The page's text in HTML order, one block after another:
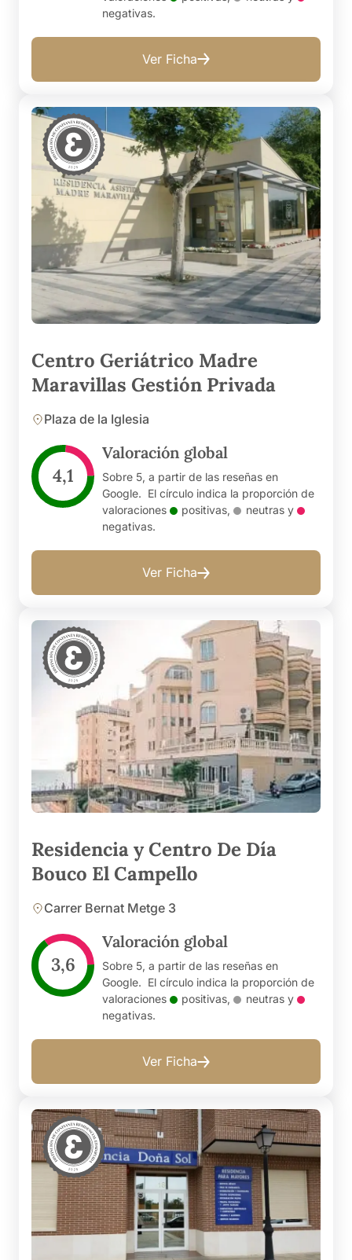
negativas.
Ver Ficha
Centro Geriátrico Madre
Maravillas Gestión Privada
Plaza de la Iglesia
4,1
Valoración global
Sobre 5, a partir de las reseñas en
Google. El círculo indica la proporción de
valoraciones
positivas, neutrasy
negativas.
Ver Ficha
Residencia y Centro De Día
Bouco El Campello
Carrer Bernat Metge 3
3,6
Valoración global
Sobre 5, a partir de las reseñas en
Google. El círculo indica la proporción de
valoraciones
positivas, neutrasy
negativas.
Ver Ficha